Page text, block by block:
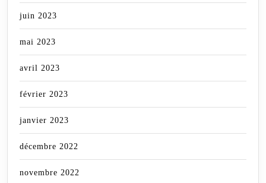
juin 2023
mai 2023
avril 2023
février 2023
janvier 2023
décembre 2022
novembre 2022